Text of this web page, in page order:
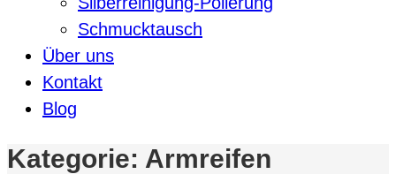
Schmucktausch
Über uns
Kontakt
Blog
Kategorie: Armreifen